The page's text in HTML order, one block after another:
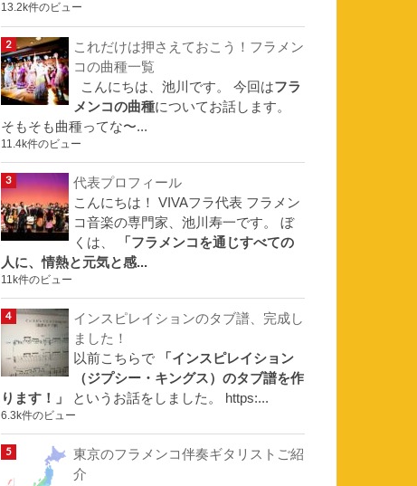
13.2k件のビュー
これだけは押さえておこう！フラメン
コの曲種一覧
こんにちは、池川です。 今回はフラ
メンコの曲種についてお話します。
そもそも曲種ってな〜...
11.4k件のビュー
代表プロフィール
こんにちは！ VIVAフラ代表 フラメン
コ音楽の専門家、池川寿一です。 ぼ
くは、
「フラメンコを通じすべての
人に、情熱と元気と感...
11k件のビュー
インスピレイションのタブ譜、完成し
ました！
以前こちらで
「インスピレイション
（ジプシー・キングス）のタブ譜を作
ります！」
というお話をしました。 https:...
6.3k件のビュー
東京のフラメンコ伴奏ギタリストご紹
介